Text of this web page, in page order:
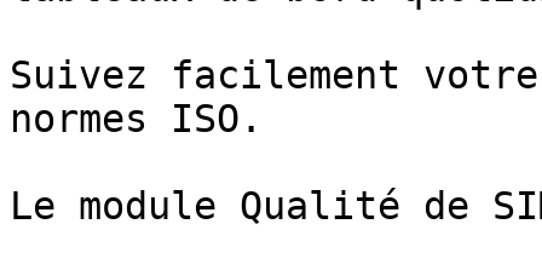
Suivez facilement
normes ISO.
Le module Qualité de